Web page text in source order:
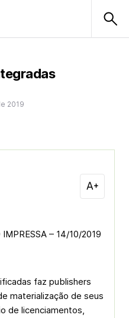
2019
– 14/10/2019
faz publishers
materialização de seus
de licenciamentos,